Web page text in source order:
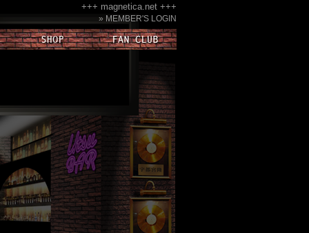
+++ magnetica.net +++
» MEMBER'S LOGIN